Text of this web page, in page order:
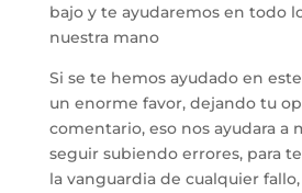
bajo y te ayudaremos en todo
nuestra mano
Si se te hemos ayudado en
un enorme favor, dejando tu
comentario, eso nos ayudara a
seguir subiendo errores, para
la vanguardia de cualquier